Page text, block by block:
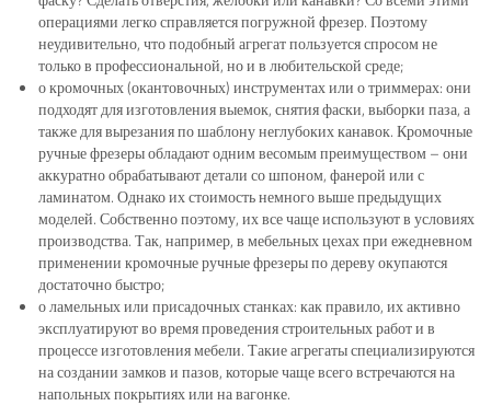
операциями легко справляется погружной фрезер. Поэтому
неудивительно, что подобный агрегат пользуется спросом не
только в профессиональной, но и в любительской среде;
о кромочных (окантовочных) инструментах или о триммерах: они
подходят для изготовления выемок, снятия фаски, выборки паза, а
также для вырезания по шаблону неглубоких канавок. Кромочные
ручные фрезеры обладают одним весомым преимуществом – они
аккуратно обрабатывают детали со шпоном, фанерой или с
ламинатом. Однако их стоимость немного выше предыдущих
моделей. Собственно поэтому, их все чаще используют в условиях
производства. Так, например, в мебельных цехах при ежедневном
применении кромочные ручные фрезеры по дереву окупаются
достаточно быстро;
о ламельных или присадочных станках: как правило, их активно
эксплуатируют во время проведения строительных работ и в
процессе изготовления мебели. Такие агрегаты специализируются
на создании замков и пазов, которые чаще всего встречаются на
напольных покрытиях или на вагонке.